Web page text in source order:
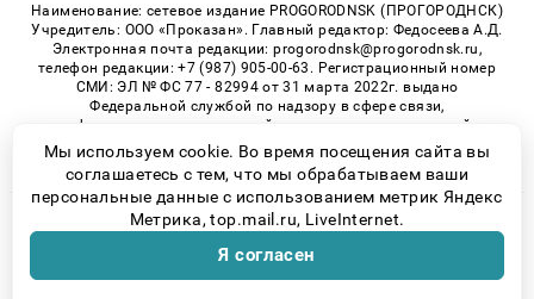
Наименование: сетевое издание PROGORODNSK (ПРОГОРОДНСК)
Учредитель: ООО «Проказан». Главный редактор: Федосеева А.Д.
Электронная почта редакции: progorodnsk@progorodnsk.ru,
телефон редакции: +7 (987) 905-00-63. Регистрационный номер
СМИ: ЭЛ № ФС 77 - 82994 от 31 марта 2022г. выдано
Федеральной службой по надзору в сфере связи,
информационных технологий и массовых коммуникаций.
Возрастная категория сайта 16+.
© 2026 «progorodnsk» | Все права защищены
Возрастная категория сайта 16+
Политика конфиденциальности
Мы используем cookie. Во время посещения сайта вы
соглашаетесь с тем, что мы обрабатываем ваши
персональные данные с использованием метрик Яндекс
Метрика, top.mail.ru, LiveInternet.
Я согласен